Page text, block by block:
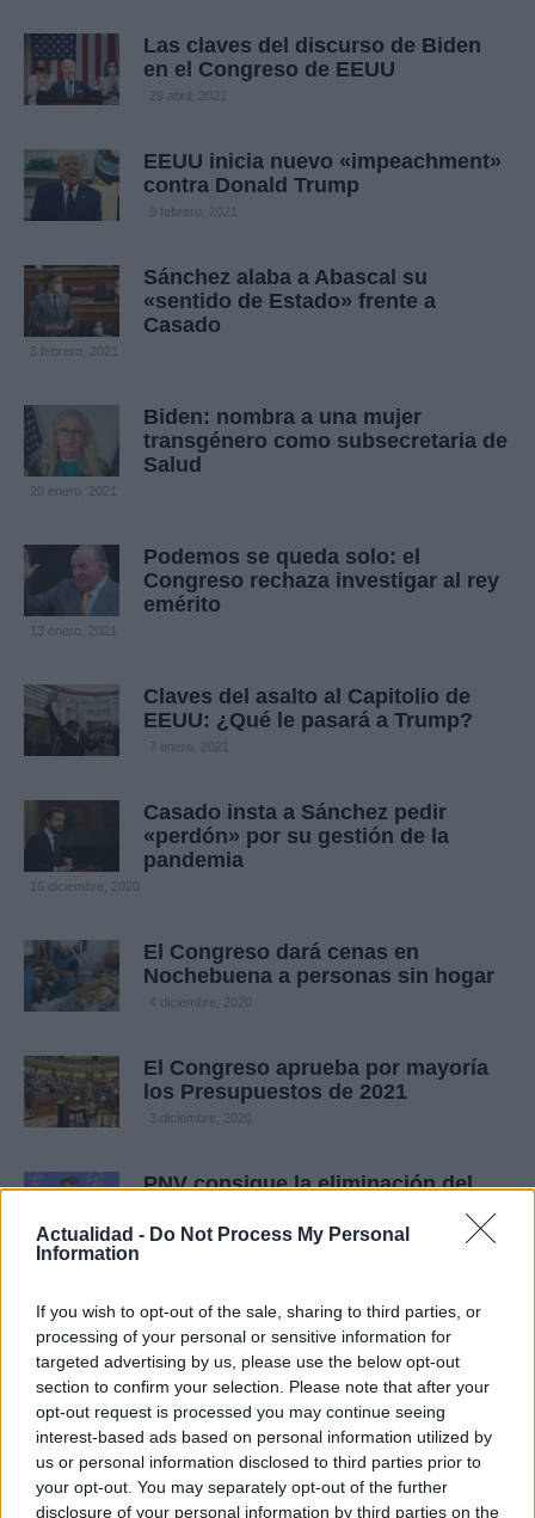
Actualidad - Do Not Process My Personal
Information
If you wish to opt-out of the sale, sharing to third parties, or
processing of your personal or sensitive information for
targeted advertising by us, please use the below opt-out
section to confirm your selection. Please note that after your
opt-out request is processed you may continue seeing
interest-based ads based on personal information utilized by
us or personal information disclosed to third parties prior to
your opt-out. You may separately opt-out of the further
disclosure of your personal information by third parties on the
Las claves del discurso de Biden
en el Congreso de EEUU
29 abril, 2021
EEUU inicia nuevo «impeachment»
contra Donald Trump
9 febrero, 2021
Sánchez alaba a Abascal su
«sentido de Estado» frente a
Casado
3 febrero, 2021
Biden: nombra a una mujer
transgénero como subsecretaria de
Salud
20 enero, 2021
Podemos se queda solo: el
Congreso rechaza investigar al rey
emérito
13 enero, 2021
Claves del asalto al Capitolio de
EEUU: ¿Qué le pasará a Trump?
7 enero, 2021
Casado insta a Sánchez pedir
«perdón» por su gestión de la
pandemia
16 diciembre, 2020
El Congreso dará cenas en
Nochebuena a personas sin hogar
4 diciembre, 2020
El Congreso aprueba por mayoría
los Presupuestos de 2021
3 diciembre, 2020
PNV consigue la eliminación del
20 noviembre, 2020
Sánchez abandona la votación para
el estado de alarma de seis meses
29 octubre, 2020
Arrimadas en el pleno: «nos llevan
a la muerte y a la ruina»
29 octubre, 2020